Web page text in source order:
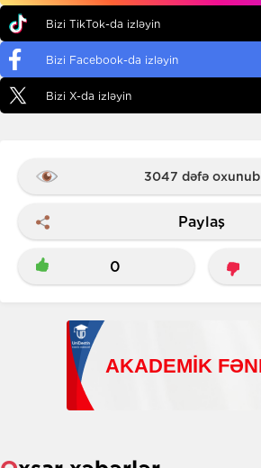
Bizi TikTok-da izləyin
Bizi Facebook-da izləyin
Bizi X-da izləyin
3047 dəfə oxunub
Paylaş
0